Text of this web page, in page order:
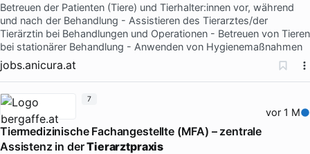
Betreuen der Patienten (Tiere) und Tierhalter:innen vor, während
und nach der Behandlung - Assistieren des Tierarztes/der
Tierärztin bei Behandlungen und Operationen - Betreuen von Tieren
bei stationärer Behandlung - Anwenden von Hygienemaßnahmen
jobs.anicura.at
vor 1 M
Tiermedizinische Fachangestellte (MFA) – zentrale
Assistenz in derTierarztpraxis
7